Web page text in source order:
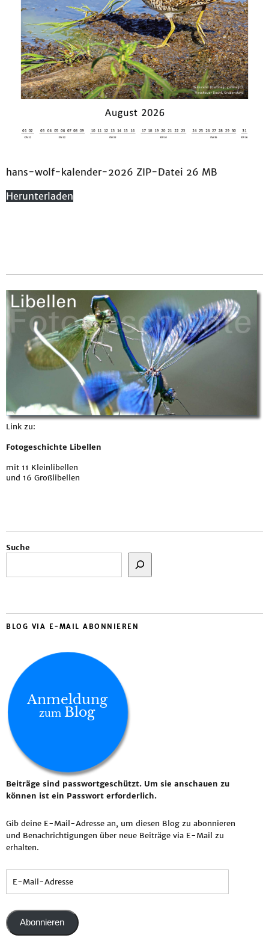
hans-wolf-kalender-2026 ZIP-Datei 26 MB
Herunterladen
Link zu:
Fotogeschichte Libellen
mit 11 Kleinlibellen
und 16 Großlibellen
Suche
BLOG VIA E-MAIL ABONNIEREN
Anmeldung
zum Blog
Beiträge sind passwortgeschützt. Um sie anschauen zu
können ist ein Passwort erforderlich.
Gib deine E-Mail-Adresse an, um diesen Blog zu abonnieren
und Benachrichtigungen über neue Beiträge via E-Mail zu
erhalten.
Abonnieren